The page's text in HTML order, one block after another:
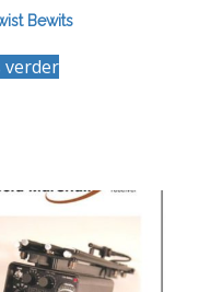
Bewits
verder